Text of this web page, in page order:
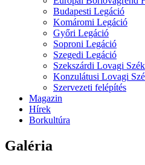
Budapesti Legáció
Komáromi Legáció
Győri Legáció
Soproni Legáció
Szegedi Legáció
Szekszárdi Lovagi Szék
Konzulátusi Lovagi
Szervezeti felépítés
Magazin
Hírek
Borkultúra
Galéria